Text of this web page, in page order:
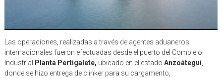
Las operaciones, realizadas a través de agentes aduaneros
internacionales fueron efectuadas desde el puerto del Complejo
Industrial
Planta Pertigalete, ubicado en el estado Anzoátegui
donde se hizo entrega de clínker para su cargamento,